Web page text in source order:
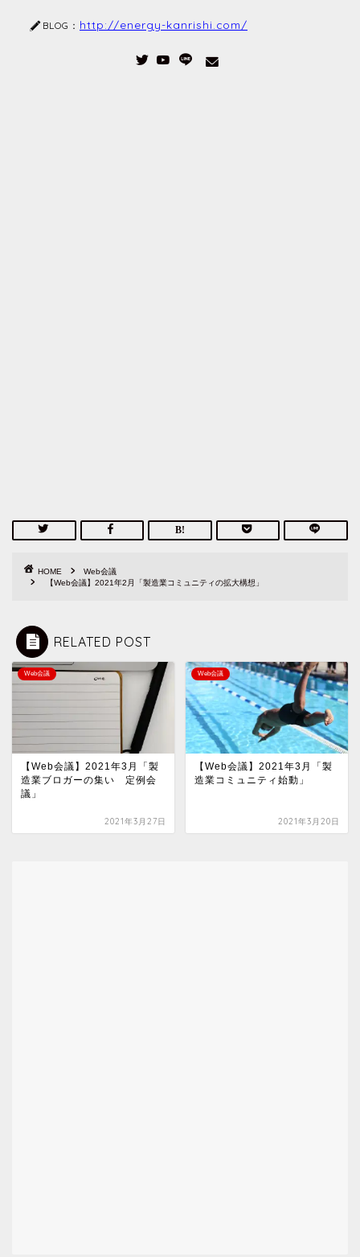
BLOG： http://energy-kanrishi.com/
HOME
Web会議
【Web会議】2021年2月「製造業コミュニティの拡大構想」
RELATED POST
Web会議
【Web会議】2021年3月「製
造業ブロガーの集い 定例会
議」
2021年3月27日
Web会議
【Web会議】2021年3月「製
造業コミュニティ始動」
2021年3月20日